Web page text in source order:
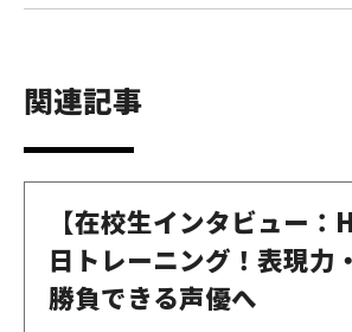
関連記事
【在校生インタビュー：
日トレーニング！表現力
勝負できる声優へ